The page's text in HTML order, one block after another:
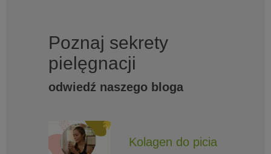
Poznaj sekrety
pielęgnacji
odwiedź naszego bloga
Kolagen do picia